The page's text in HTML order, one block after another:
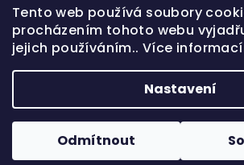
Tento web používá soubory
procházením tohoto webu
jejich používáním.. Více informací
Nastavení
Odmítnout
info@beerbutik.cz
+420 606 123 111
vyhrazena.
Vytvořil Shoptet